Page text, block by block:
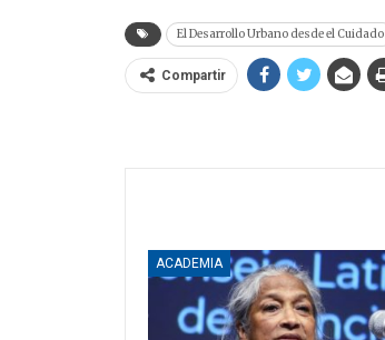
El Desarrollo Urbano desde el Cuidado
Compartir
ACADEMIA